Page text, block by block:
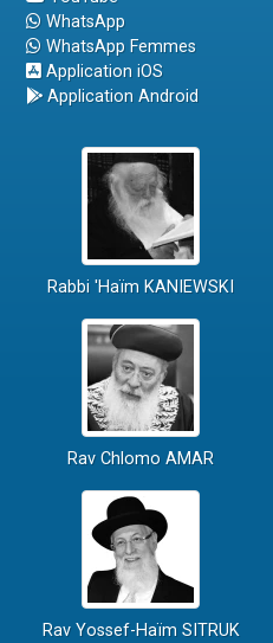
WhatsApp
WhatsApp Femmes
Application iOS
Application Android
Rabbi 'Haïm KANIEWSKI
Rav Chlomo AMAR
Rav Yossef-Haïm SITRUK